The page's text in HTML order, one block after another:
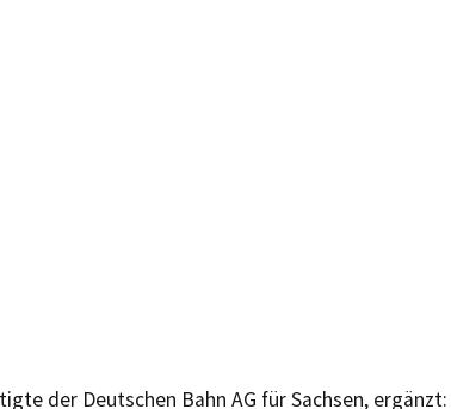
der Deutschen Bahn AG für Sachsen, ergänzt: